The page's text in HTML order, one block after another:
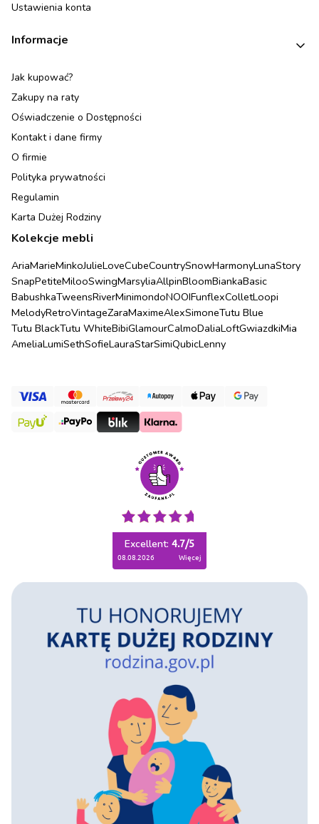
Ustawienia konta
Informacje
Jak kupować?
Zakupy na raty
Oświadczenie o Dostępności
Kontakt i dane firmy
O firmie
Polityka prywatności
Regulamin
Karta Dużej Rodziny
Kolekcje mebli
AriaMarieMinkoJulieLoveCubeCountrySnowHarmonyLunaStory
SnapPetiteMilooSwingMarsyliaAllpinBloomBiankaBasic
BabushkaTweensRiverMinimondoNOOIFunflexColletLoopi
MelodyRetroVintageZaraMaximeAlexSimoneTutu Blue
Tutu BlackTutu WhiteBibiGlamourCalmoDaliaLoftGwiazdkiMia
AmeliaLumiSethSofieLauraStarSimiQubicLenny
Excellent: 4.7/5
08.08.2026 więcej